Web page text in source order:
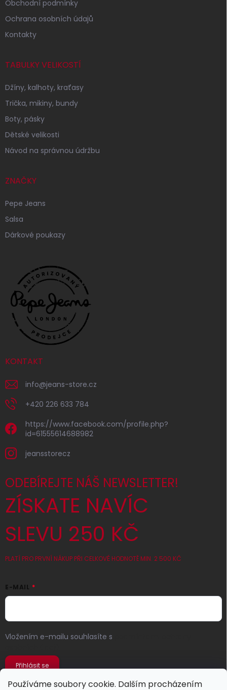
Používáme soubory cookie. Dalším procházením
Obchodní podmínky
Ochrana osobních údajů
Kontakty
TABULKY VELIKOSTÍ
Džíny, kalhoty, kraťasy
Trička, mikiny, bundy
Boty, pásky
Dětské velikosti
Návod na správnou údržbu
ZNAČKY
Pepe Jeans
Salsa
Dárkové poukazy
KONTAKT
info@jeans-store.cz
+420 226 633 784
https://www.facebook.com/profile.php?
id=61555614688982
jeansstorecz
ODEBÍREJTE NÁŠ NEWSLETTER!
ZÍSKATE NAVÍC
SLEVU 250 KČ
PLATÍ PRO PRVNÍ NÁKUP PŘI CELKOVÉ HODNOTĚ MIN. 2 500 KČ
E-MAIL
Vložením e-mailu souhlasíte s
Přihlásit se